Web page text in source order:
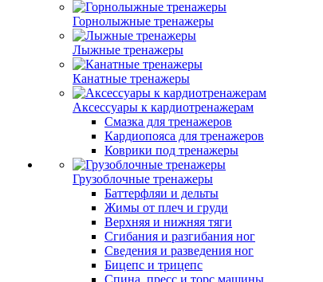
Горнолыжные тренажеры
Лыжные тренажеры
Канатные тренажеры
Аксессуары к кардиотренажерам
Смазка для тренажеров
Кардиопояса для тренажеров
Коврики под тренажеры
Грузоблочные тренажеры
Баттерфляи и дельты
Жимы от плеч и груди
Верхняя и нижняя тяги
Сгибания и разгибания ног
Сведения и разведения ног
Бицепс и трицепс
Спина, пресс и торс машины